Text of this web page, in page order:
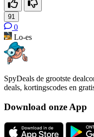
91
0
Lo-es
SpyDeals de grootste
deals, kortingscodes en
Download onze App